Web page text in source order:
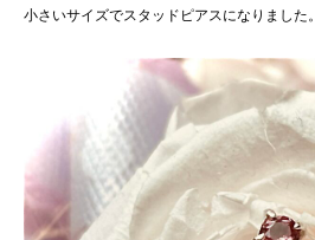
小さいサイズでスタッドピアスになりました。